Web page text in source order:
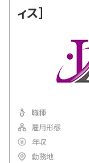
ィス］
職種
雇用形態
年収
勤務地